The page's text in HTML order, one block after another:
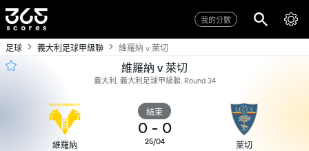
我的分數
足球 義大利足球甲級聯 維羅納 v 萊切
維羅納 v 萊切
義大利, 義大利足球甲級聯, Round 34
維羅納
結束
0 - 0
25/04 萊切